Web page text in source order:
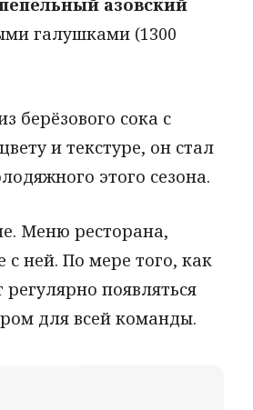
галушками (1300
берёзового сока с
и текстуре, он стал
этого сезона.
Меню ресторана,
с ней. По мере того, как
появляться
для всей команды.